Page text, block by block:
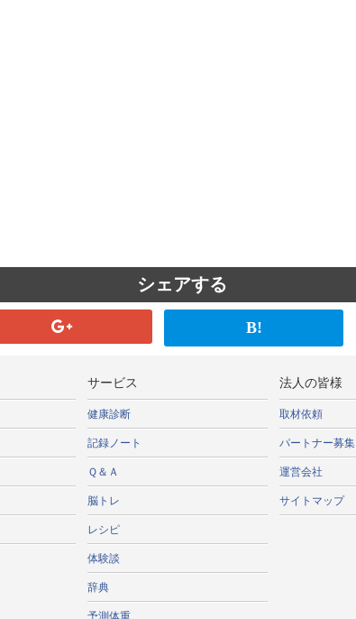
シェアする
B!
サービス
健康診断
記録ノート
Ｑ＆Ａ
脳トレ
レシピ
体験談
辞典
予測体重
法人の皆様
取材依頼
パートナー募集
運営会社
サイトマップ